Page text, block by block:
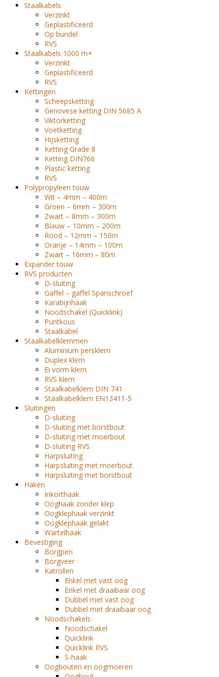
Staalkabels
Verzinkt
Geplastificeerd
Op bundel
RVS
Staalkabels 1000 m+
Verzinkt
Geplastificeerd
RVS
Kettingen
Scheepsketting
Genovese ketting DIN 5685 A
Viktorketting
Voetketting
Hijsketting
Ketting Grade 8
Ketting DIN766
Plastic ketting
RVS
Polypropyleen touw
Wit – 4mm – 400m
Groen – 6mm – 300m
Zwart – 8mm – 300m
Blauw – 10mm – 200m
Rood – 12mm – 150m
Oranje – 14mm – 100m
Zwart – 16mm – 80m
Expander touw
RVS producten
D-sluiting
Gaffel – gaffel Spanschroef
Karabijnhaak
Noodschakel (Quicklink)
Puntkous
Staalkabel
Staalkabelklemmen
Aluminium persklem
Duplex klem
Ei vorm klem
RVS klem
Staalkabelklem DIN 741
Staalkabelklem EN13411-5
Sluitingen
D-sluiting
D-sluiting met borstbout
D-sluiting met moerbout
D-sluiting RVS
Harpsluiting
Harpsluiting met moerbout
Harpsluiting met borstbout
Haken
Inkorthaak
Ooghaak zonder klep
Oogklephaak verzinkt
Oogklephaak gelakt
Wartelhaak
Bevestiging
Borgpen
Borgveer
Katrollen
Enkel met vast oog
Enkel met draaibaar oog
Dubbel met vast oog
Dubbel met draaibaar oog
Noodschakels
Noodschakel
Quicklink
Quicklink RVS
S-haak
Oogbouten en oogmoeren